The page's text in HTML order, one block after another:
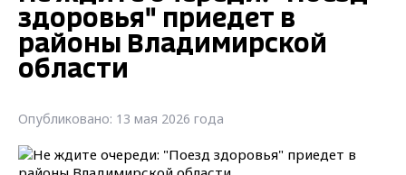
здоровья" приедет в
районы Владимирской
области
Опубликовано: 13 мая 2026 года